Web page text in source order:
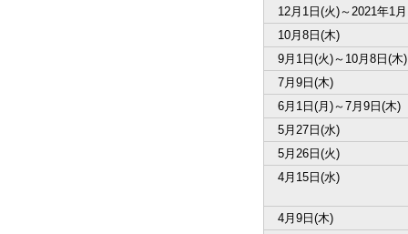
12月1日(火)～2021年1
10月8日(木)
9月1日(火)～10月8日(木)
7月9日(木)
6月1日(月)～7月9日(木)
5月27日(水)
5月26日(火)
4月15日(水)
4月9日(木)